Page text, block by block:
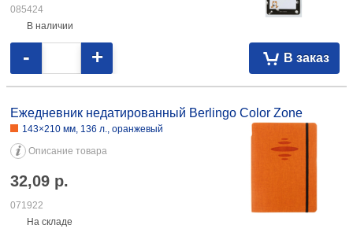
085424
В наличии
В заказ
- +
Ежедневник недатированный Berlingo Color Zone
143×210 мм, 136 л., оранжевый
Описание товара
32,09 р.
071922
На складе